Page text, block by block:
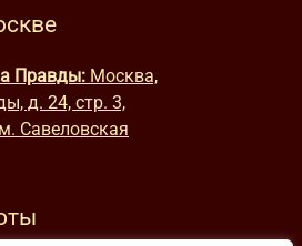
Правды: Москва,
д. 24, стр. 3,
Савеловская